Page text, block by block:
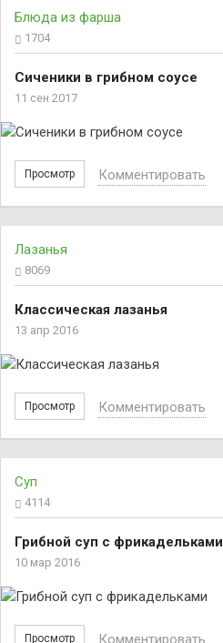
Блюда из фарша
1704
Сиченики в грибном соусе
11 сен 2017
Просмотр Комментировать
Лазанья
8069
Классическая лазанья
13 апр 2016
Просмотр Комментировать
Суп
4114
Грибной суп с фрикадельками
10 мар 2016
Просмотр Комментировать